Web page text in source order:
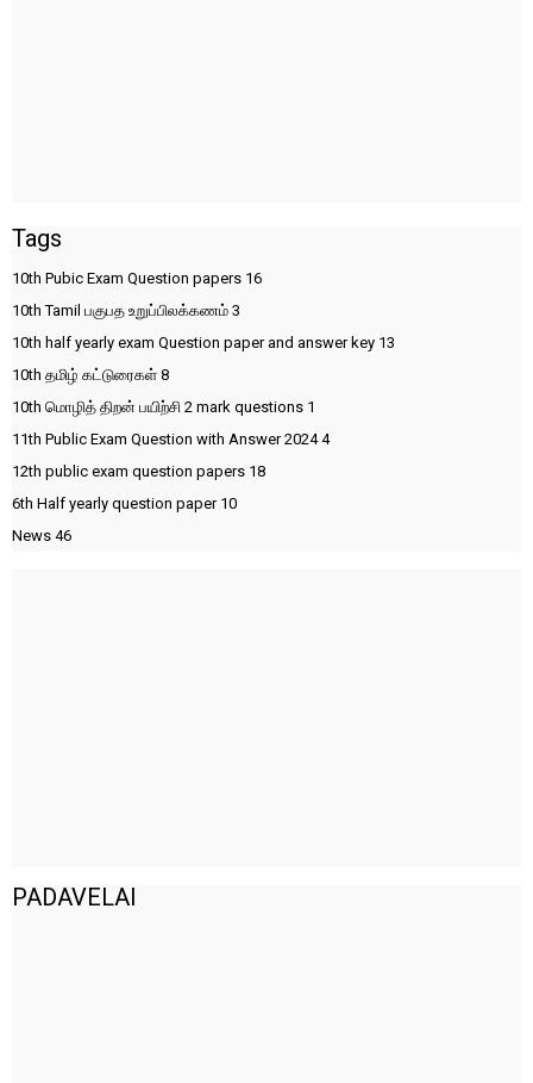
Tags
10th Pubic Exam Question papers 16
10th Tamil பகுபத உறுப்பிலக்கணம் 3
10th half yearly exam Question paper and answer key 13
10th தமிழ் கட்டுரைகள் 8
10th மொழித் திறன் பயிற்சி 2 mark questions 1
11th Public Exam Question with Answer 20244
12th public exam question papers 18
6th Half yearly question paper 10
News 46
PADAVELAI